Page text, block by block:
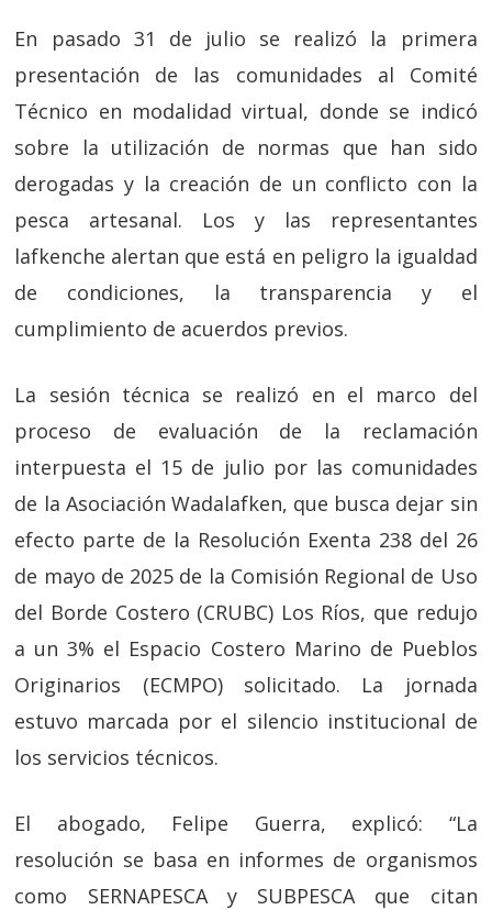
En pasado 31 de julio se realizó la primera
presentación de las comunidades al Comité
Técnico en modalidad virtual, donde se indicó
sobre la utilización de normas que han sido
derogadas y la creación de un conflicto con la
pesca artesanal. Los y las representantes
lafkenche alertan que está en peligro la igualdad
de condiciones, la transparencia y el
cumplimiento de acuerdos previos.
La sesión técnica se realizó en el marco del
proceso de evaluación de la reclamación
interpuesta el 15 de julio por las comunidades
de la Asociación Wadalafken, que busca dejar sin
efecto parte de la Resolución Exenta 238 del 26
de mayo de 2025 de la Comisión Regional de Uso
del Borde Costero (CRUBC) Los Ríos, que redujo
a un 3% el Espacio Costero Marino de Pueblos
Originarios (ECMPO) solicitado. La jornada
estuvo marcada por el silencio institucional de
los servicios técnicos.
El abogado, Felipe Guerra, explicó: “La
resolución se basa en informes de organismos
como SERNAPESCA y SUBPESCA que citan